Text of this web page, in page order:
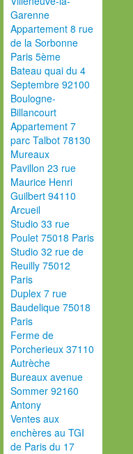
Garenne
Appartement 8 rue
de la Sorbonne
Paris 5ème
Bateau quai du 4
Septembre 92100
Boulogne-
Billancourt
Appartement 7
parc Talbot 78130
Mureaux
Pavillon 23 rue
Maurice Henri
Guilbert 94110
Arcueil
Studio 33 rue
Poulet 75018 Paris
Studio 32 rue de
Reuilly 75012
Paris
Duplex 7 rue
Baudelique 75018
Paris
Ferme de
Porcherieux 37110
Autrèche
Bureaux avenue
Sommer 92160
Antony
Ventes aux
enchères au TGI
de Paris du 17